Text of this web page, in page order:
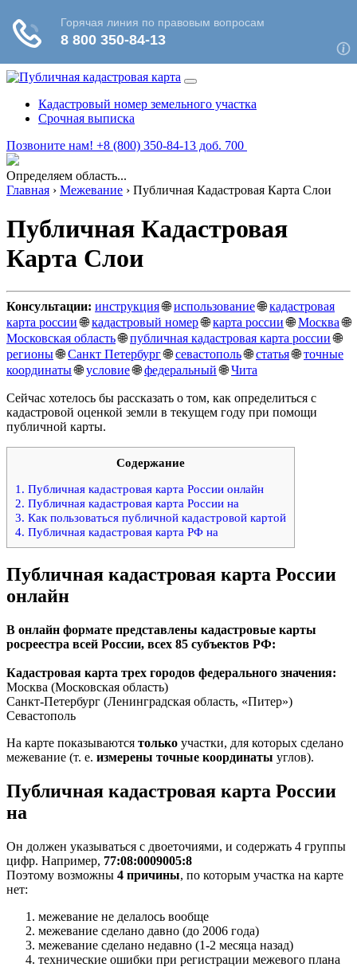
Кадастровый номер земельного участка
Срочная выписка
Позвоните нам! +8 (800) 350-84-13 доб. 700
Определяем область...
Главная › Межевание › Публичная Кадастровая Карта Слои
Публичная Кадастровая
Карта Слои
Консультации: инструкция🌐использование🌐кадастровая
карта россии🌐кадастровый номер🌐карта россии🌐Москва🌐
Московская область🌐публичная кадастровая карта россии🌐
регионы🌐Санкт Петербург🌐севастополь🌐статья🌐точные
координаты🌐условие🌐федеральный🌐Чита
Сейчас хотелось бы рассказать о том, как определиться с
кадастровой оценкой земли в текущем году при помощи
публичной карты.
Содержание
1. Публичная кадастровая карта России онлайн
2. Публичная кадастровая карта России на
3. Как пользоваться публичной кадастровой картой
4. Публичная кадастровая карта РФ на
Публичная кадастровая карта России
онлайн
В онлайн формате представлены кадастровые карты
росреестра всей России, всех 85 субъектов РФ:
Кадастровая карта трех городов федерального значения:
Москва (Московская область)
Санкт-Петербург (Ленинградская область, «Питер»)
Севастополь
На карте показываются только участки, для которых сделано
межевание (т. е. измерены точные координаты углов).
Публичная кадастровая карта России
на
Он должен указываться с двоеточиями, и содержать 4 группы
цифр. Например, 77:08:0009005:8
Поэтому возможны 4 причины, по которым участка на карте
нет:
межевание не делалось вообще
межевание сделано давно (до 2006 года)
межевание сделано недавно (1-2 месяца назад)
технические ошибки при регистрации межевого плана